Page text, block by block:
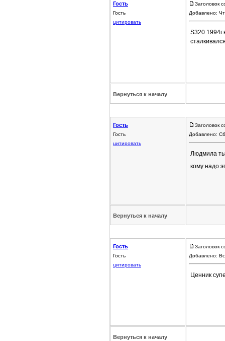
Гость
Гость
цитировать
Заголовок
Добавлено:
S320
Вернуться к началу
Гость
Гость
цитировать
Заголовок
Добавлено:
Людмила ты
кому надо
Вернуться к началу
Гость
Гость
цитировать
Заголовок
Добавлено:
Ценник
Вернуться к началу